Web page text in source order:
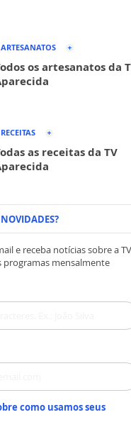
os artesanatos da
as receitas da TV
e receba notícias sobre a TV
programas mensalmente
como usamos seus